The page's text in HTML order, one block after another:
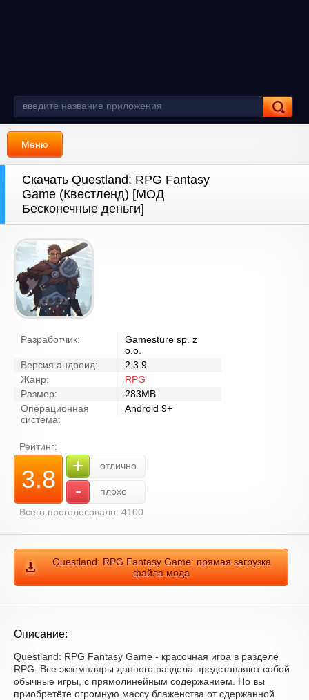
Меню
Скачать Questland: RPG Fantasy
Game (Квестленд) [МОД
Бесконечные деньги]
Разработчик:
Gamesture sp. z
o.o.
Версия андроид:
2.3.9
Жанр:
RPG
Размер:
283MB
Операционная
система:
Android 9+
Рейтинг:
3.8 + отлично
-
плохо
Всего проголосовало: 4100
Questland: RPG Fantasy Game: прямая загрузка
файла мода
Описание:
Questland: RPG Fantasy Game - красочная игра в разделе
RPG. Все экземпляры данного раздела представляют собой
обычные игры, с прямолинейным содержанием. Но вы
приобретёте огромную массу блаженства от сдержанной